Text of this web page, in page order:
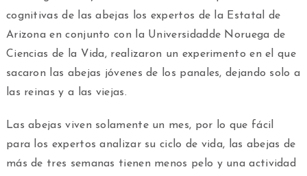
cognitivas de las abejas los expertos de la Estatal de
Arizona en conjunto con la Universidadde Noruega de
Ciencias de la Vida, realizaron un experimento en el que
sacaron las abejas jóvenes de los panales, dejando solo a
las reinas y a las viejas.
Las abejas viven solamente un mes, por lo que fácil
para los expertos analizar su ciclo de vida, las abejas de
más de tres semanas tienen menos pelo y una actividad